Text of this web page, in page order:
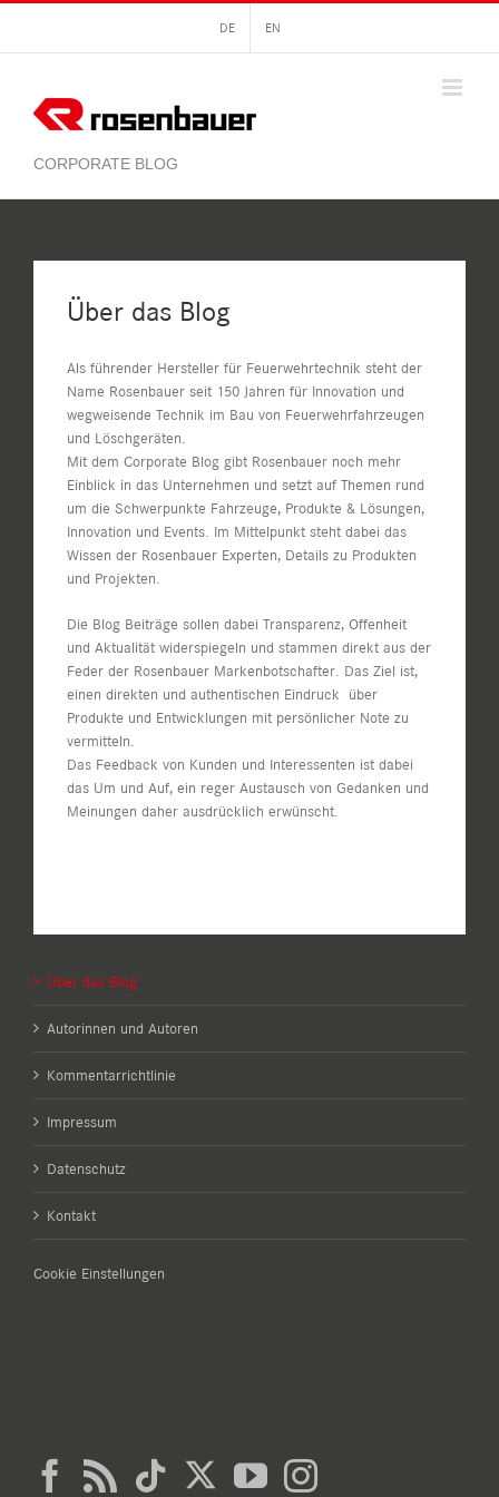
springen
DE EN
Über das Blog
Als führender Hersteller für Feuerwehrtechnik steht der
Name Rosenbauer seit 150 Jahren für Innovation und
wegweisende Technik im Bau von Feuerwehrfahrzeugen
und Löschgeräten.
Mit dem Corporate Blog gibt Rosenbauer noch mehr
Einblick in das Unternehmen und setzt auf Themen rund
um die Schwerpunkte Fahrzeuge, Produkte & Lösungen,
Innovation und Events. Im Mittelpunkt steht dabei das
Wissen der Rosenbauer Experten, Details zu Produkten
und Projekten.
Die Blog Beiträge sollen dabei Transparenz, Offenheit
und Aktualität widerspiegeln und stammen direkt aus der
Feder der Rosenbauer Markenbotschafter. Das Ziel ist,
einen direkten und authentischen Eindruck über
Produkte und Entwicklungen mit persönlicher Note zu
vermitteln.
Das Feedback von Kunden und Interessenten ist dabei
das Um und Auf, ein reger Austausch von Gedanken und
Meinungen daher ausdrücklich erwünscht.
Über das Blog
Autorinnen und Autoren
Kommentarrichtlinie
Impressum
Datenschutz
Kontakt
Cookie Einstellungen